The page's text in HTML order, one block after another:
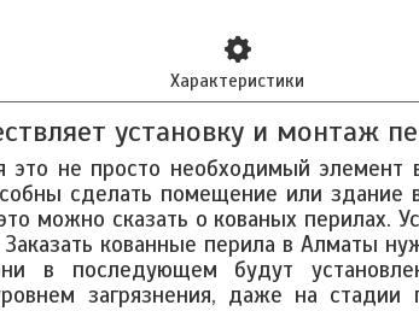
Характеристики
установку и монтаж
это не просто необходимый
сделать помещение или здание
можно сказать о кованых перилах.
кованные перила в Алматы
в последующем будут
загрязнения, даже на стадии